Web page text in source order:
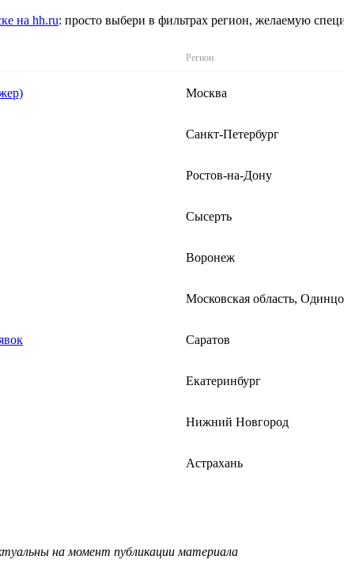
на hh.ru: просто выбери в фильтрах регион, желаемую
Регион
Москва
Санкт-Петербург
Ростов-на-Дону
Сысерть
Воронеж
Московская область,
Саратов
Екатеринбург
Нижний Новгород
Астрахань
на момент публикации материала